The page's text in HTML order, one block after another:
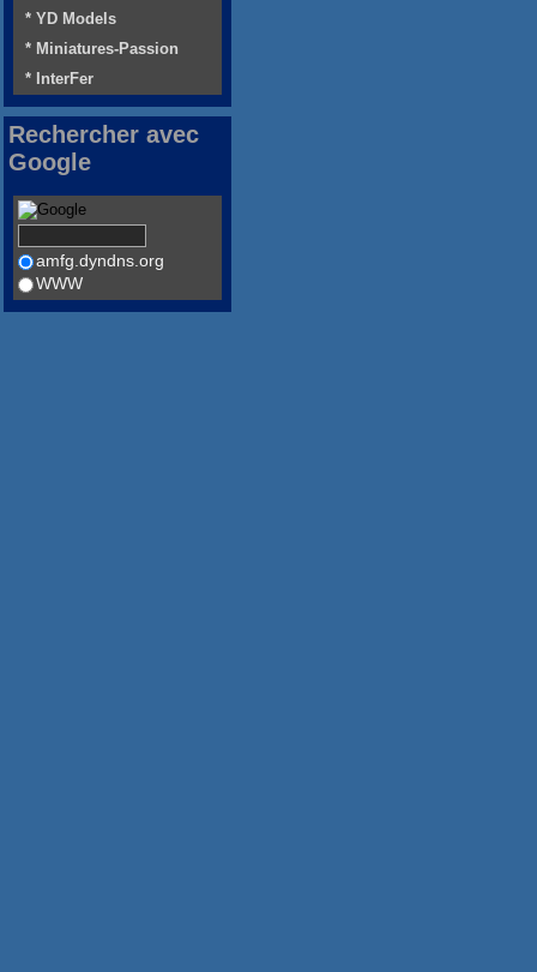
* YD Models
* Miniatures-Passion
* InterFer
Rechercher avec
Google
amfg.dyndns.org
WWW